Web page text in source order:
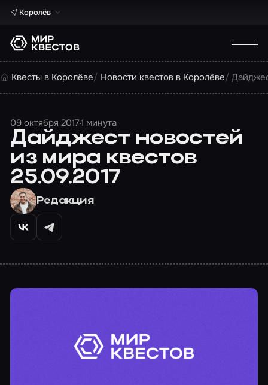
Королёв
Квесты в Королёве Новости квестов в Королёве
09 октября 20171 минута
Дайджест новостей
из мира квестов
25.09.2017
Редакция